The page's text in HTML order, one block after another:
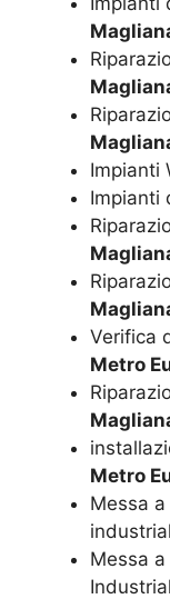
Impianti
Impianti
Verifica
Metro
Metro
Messa
Messa